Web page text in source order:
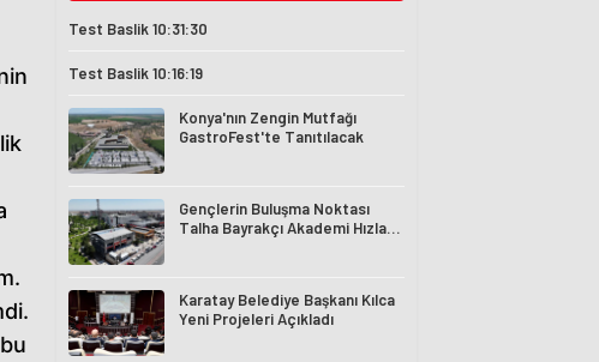
Test Baslik 10:31:30
Test Baslik 10:16:19
Konya'nın Zengin Mutfağı
GastroFest'te Tanıtılacak
Gençlerin Buluşma Noktası
Talha Bayrakçı Akademi Hızla
Karatay Belediye Başkanı Kılca
Yeni Projeleri Açıkladı